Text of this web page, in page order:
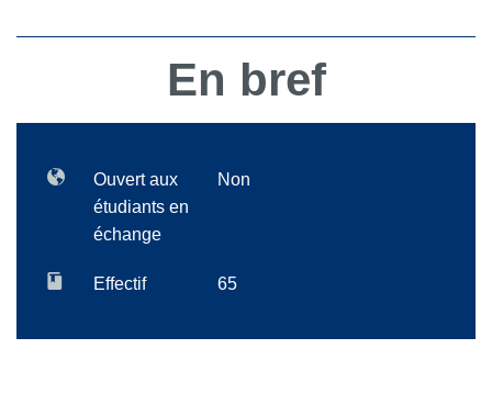
En bref
Ouvert aux
étudiants en
échange
Non
Effectif 65